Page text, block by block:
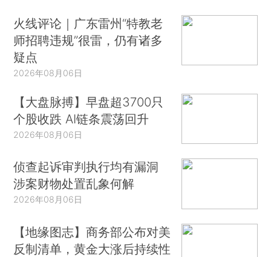
火线评论｜广东雷州“特教老
师招聘违规”很雷，仍有诸多
疑点
2026年08月06日
【大盘脉搏】早盘超3700只
个股收跌 AI链条震荡回升
2026年08月06日
侦查起诉审判执行均有漏洞
涉案财物处置乱象何解
2026年08月06日
【地缘图志】商务部公布对美
反制清单，黄金大涨后持续性